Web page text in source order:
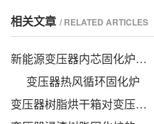
相关文章 / RELATED ARTICLES
新能源变压器内芯固化炉的技术方案
变压器热风循环固化炉
变压器树脂烘干箱对变压器的固化处理方法